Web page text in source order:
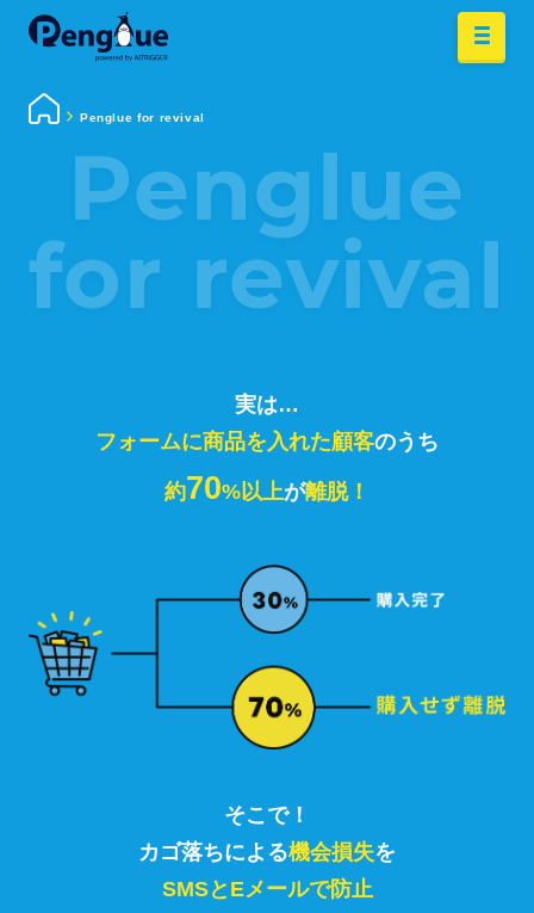
Penglue for revival
Penglue
for revival
実は…
フォームに商品を入れた顧客のうち
約70%以上が離脱！
そこで！
カゴ落ちによる機会損失を
SMSとEメールで防止